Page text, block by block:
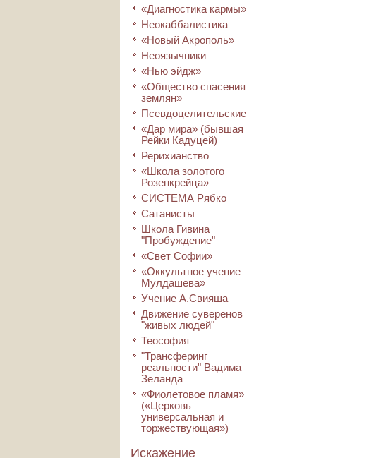
«Диагностика кармы»
Неокаббалистика
«Новый Акрополь»
Неоязычники
«Нью эйдж»
«Общество спасения
землян»
Псевдоцелительские
«Дар мира» (бывшая
Рейки Кадуцей)
Рерихианство
«Школа золотого
Розенкрейца»
СИСТЕМА Рябко
Сатанисты
Школа Гивина
"Пробуждение"
«Свет Софии»
«Оккультное учение
Мулдашева»
Учение А.Свияша
Движение суверенов
"живых людей"
Теософия
"Трансферинг
реальности" Вадима
Зеланда
«Фиолетовое пламя»
(«Церковь
универсальная и
торжествующая»)
Искажение